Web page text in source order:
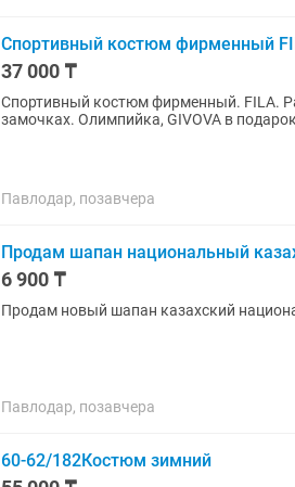
Спортивный костюм фирменный
37 000 ₸
Спортивный костюм фирменный. FILA. Размер 50. Отличное качество. Рабочие карманы на
замочках. Олимпийка, GIVOVA в
Павлодар, позавчера
Продам шапан национальный
6 900 ₸
Продам новый шапан казахский
Павлодар, позавчера
60-62/182Костюм зимний